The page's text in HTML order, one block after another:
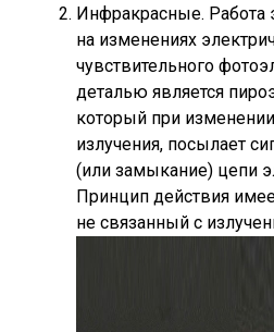
Инфракрасные. Работа
на изменениях
чувствительного
деталью является
который при
излучения, посылает
(или замыкание) цепи
Принцип действия
не связанный с